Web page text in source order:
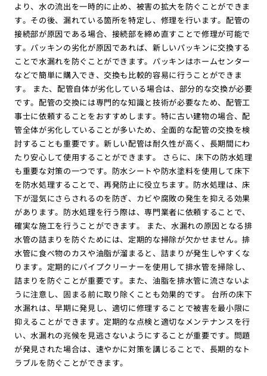
より、水の流出を一時的に止め、被害の拡大を防ぐことができま
す。その後、漏れている箇所を特定し、修理を行います。配管の
接続部が原因である場合、接続部を締め直すことで修理が可能で
す。パッキンの劣化が原因であれば、新しいパッキンに交換する
ことで水漏れを防ぐことができます。パッキンはホームセンター
などで簡単に購入でき、交換も比較的容易に行うことができま
す。 また、配管自体が劣化している場合は、部分的な交換が必要
です。配管の交換には専門的な知識と技術が必要なため、配管工
事士に依頼することをおすすめします。特に古い建物の場合、配
管全体が劣化していることが多いため、全面的な配管の交換を検
討することも重要です。新しい配管は耐久性が高く、長期間にわ
たり安心して使用することができます。 さらに、床下の防水処理
も重要な対策の一つです。防水シートや防水塗料を使用して床下
を防水処理することで、再発防止に役立ちます。防水処理は、床
下が湿気にさらされるのを防ぎ、カビや腐敗の発生を抑える効果
があります。防水処理を行う際は、専門業者に依頼することで、
確実な施工を行うことができます。 また、水漏れの原因となる排
水管の詰まりを防ぐためには、定期的な掃除が欠かせません。排
水管に食べ物のカスや油脂が溜まると、詰まりが発生しやすくな
ります。定期的にパイプクリーナーを使用して排水管を掃除し、
詰まりを防ぐことが重要です。また、油脂を排水管に流さないよ
うに注意し、固まる前に取り除くことも効果的です。 台所の床下
水漏れは、早期に発見し、適切に修理することで被害を最小限に
抑えることができます。定期的な点検と適切なメンテナンスを行
い、水漏れの兆候を見逃さないようにすることが重要です。問題
が発見された場合は、速やかに対策を講じることで、長期的なト
ラブルを防ぐことができます。